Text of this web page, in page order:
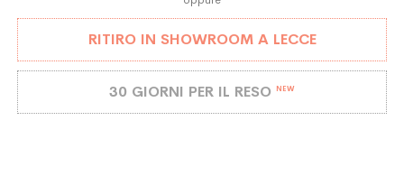
RITIRO IN SHOWROOM A LECCE
30 GIORNI PER IL RESO NEW